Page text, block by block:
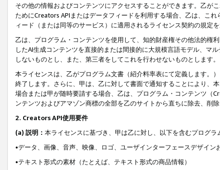
その他の情報およびコンテンツにアクセスすることができます。乙が
ためにCreators APIまたはデータフィードを利用する場合、乙は、こ
ィード（または同等のサービス）に適用されるライセンス契約の規定
乙は、プログラム・コンテンツを使用して、知的財産権その他法的権
したAI生成コンテンツを直接的または間接的に大規模言語モデル、マ
しないものとし、また、第三者をしてこれを行わせないものとします。
本ライセンスは、乙がプログラム文書（紹介料率表にて定義します。
終了します。さらに、甲は、乙に対して書面で通知することにより、
場合または甲が随時要請する場合、乙は、プログラム・コンテンツ（
ンテンツおよびアマゾン商標の全部を乙のサイトから直ちに除去、削
2. Creators API使用要件
(a) 説明： 本ライセンスに基づき、甲は乙に対し、以下を含むプログ
•データ、画像、音声、映像、ロゴ、ユーザインターフェースデザイ
•テキスト形式の素材（たとえば、テキスト形式の商品情報）